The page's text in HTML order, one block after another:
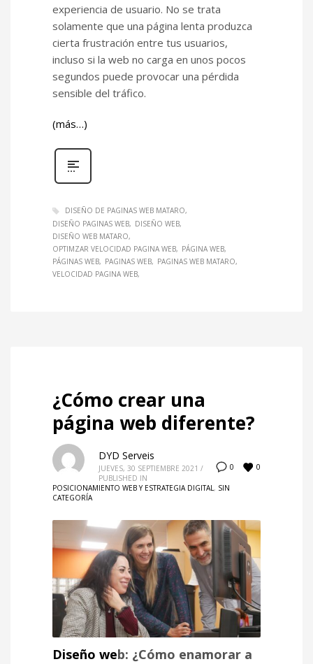
experiencia de usuario. No se trata
solamente que una página lenta produzca
cierta frustración entre tus usuarios,
incluso si la web no carga en unos pocos
segundos puede provocar una pérdida
sensible del tráfico.
(más…)
DISEÑO DE PAGINAS WEB MATARO
DISEÑO PAGINAS WEB
DISEÑO WEB
DISEÑO WEB MATARO
OPTIMZAR VELOCIDAD PAGINA WEB
PÁGINA WEB
PÁGINAS WEB
PAGINAS WEB
PAGINAS WEB MATARO
VELOCIDAD PAGINA WEB
¿Cómo crear una
página web diferente?
0 0
DYD Serveis
JUEVES, 30 SEPTIEMBRE 2021 /
PUBLISHED IN
POSICIONAMIENTO WEB Y ESTRATEGIA DIGITAL, SIN
CATEGORÍA
Diseño web: ¿Cómo enamorar a